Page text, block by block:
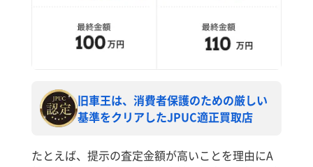
旧車王は、消費者保護のための厳しい
基準をクリアしたJPUC適正買取店
たとえば、提示の査定金額が高いことを理由にA